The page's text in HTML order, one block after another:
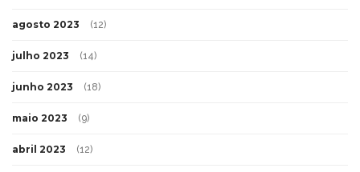
agosto 2023 (12)
julho 2023 (14)
junho 2023 (18)
maio 2023 (9)
abril 2023 (12)